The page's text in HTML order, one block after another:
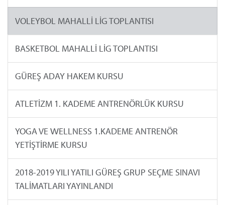
VOLEYBOL MAHALLİ LİG TOPLANTISI
BASKETBOL MAHALLİ LİG TOPLANTISI
GÜREŞ ADAY HAKEM KURSU
ATLETİZM 1. KADEME ANTRENÖRLÜK KURSU
YOGA VE WELLNESS 1.KADEME ANTRENÖR
YETİŞTİRME KURSU
2018-2019 YILI YATILI GÜREŞ GRUP SEÇME SINAVI
TALİMATLARI YAYINLANDI